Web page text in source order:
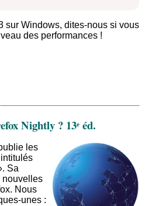
sur Windows, dites-nous si vous
des performances !
Nightly ? 13ᵉ éd.
les
intitulés
Sa
nouvelles
Nous
unes :